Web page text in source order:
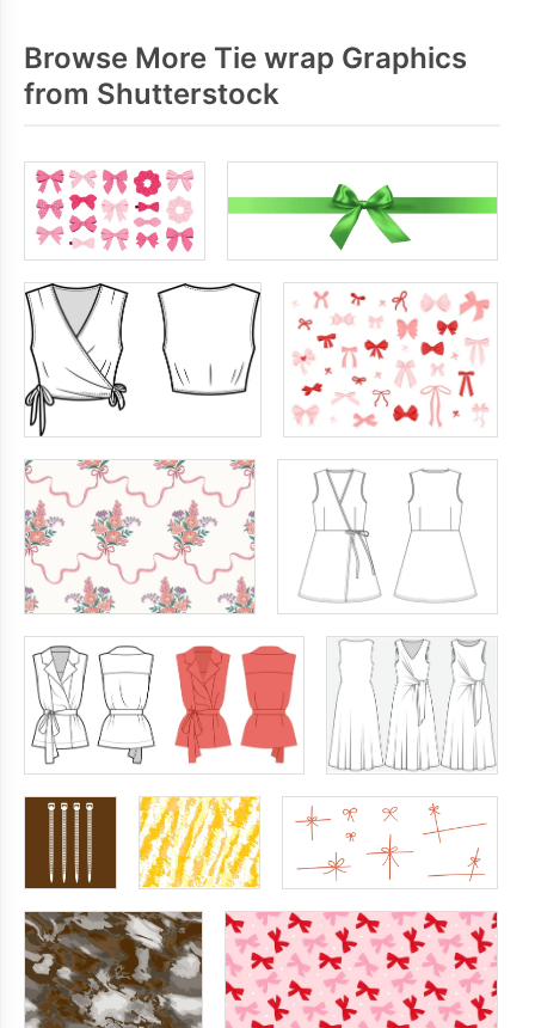
Browse More Tie wrap Graphics
from Shutterstock